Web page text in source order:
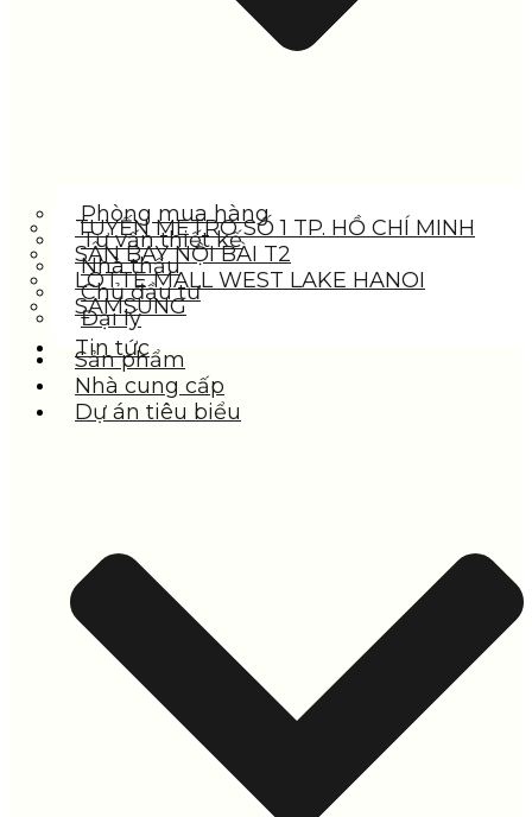
TUYẾN METRO SỐ 1 TP. HỒ CHÍ MINH
SÂN BAY NỘI BÀI T2
LOTTE MALL WEST LAKE HANOI
SAMSUNG
Tin tức
Phòng mua hàng
Tư vấn thiết kế
Nhà thầu
Chủ đầu tư
Đại lý
Sản phẩm
Nhà cung cấp
Dự án tiêu biểu